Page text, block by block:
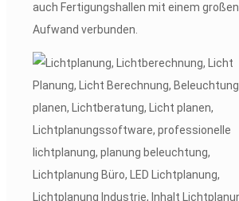
auch Fertigungshallen mit einem großen
Aufwand verbunden.